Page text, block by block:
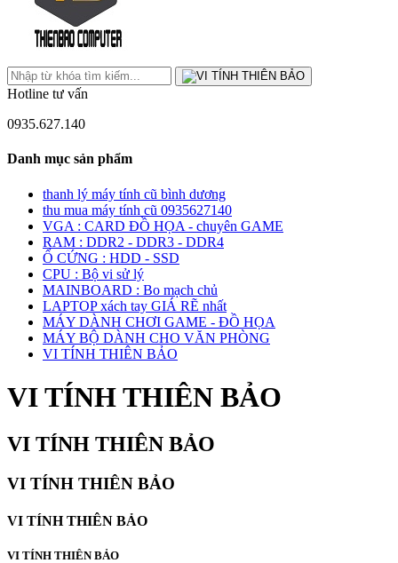
Hotline tư vấn
0935.627.140
Danh mục sản phẩm
thanh lý máy tính cũ bình dương
thu mua máy tính cũ 0935627140
VGA : CARD ĐỒ HỌA - chuyên GAME
RAM : DDR2 - DDR3 - DDR4
Ổ CỨNG : HDD - SSD
CPU : Bộ vi sử lý
MAINBOARD : Bo mạch chủ
LAPTOP xách tay GIÁ RẼ nhất
MÁY DÀNH CHƠI GAME - ĐỒ HỌA
MÁY BỘ DÀNH CHO VĂN PHÒNG
VI TÍNH THIÊN BẢO
VI TÍNH THIÊN BẢO
VI TÍNH THIÊN BẢO
VI TÍNH THIÊN BẢO
VI TÍNH THIÊN BẢO
VI TÍNH THIÊN BẢO